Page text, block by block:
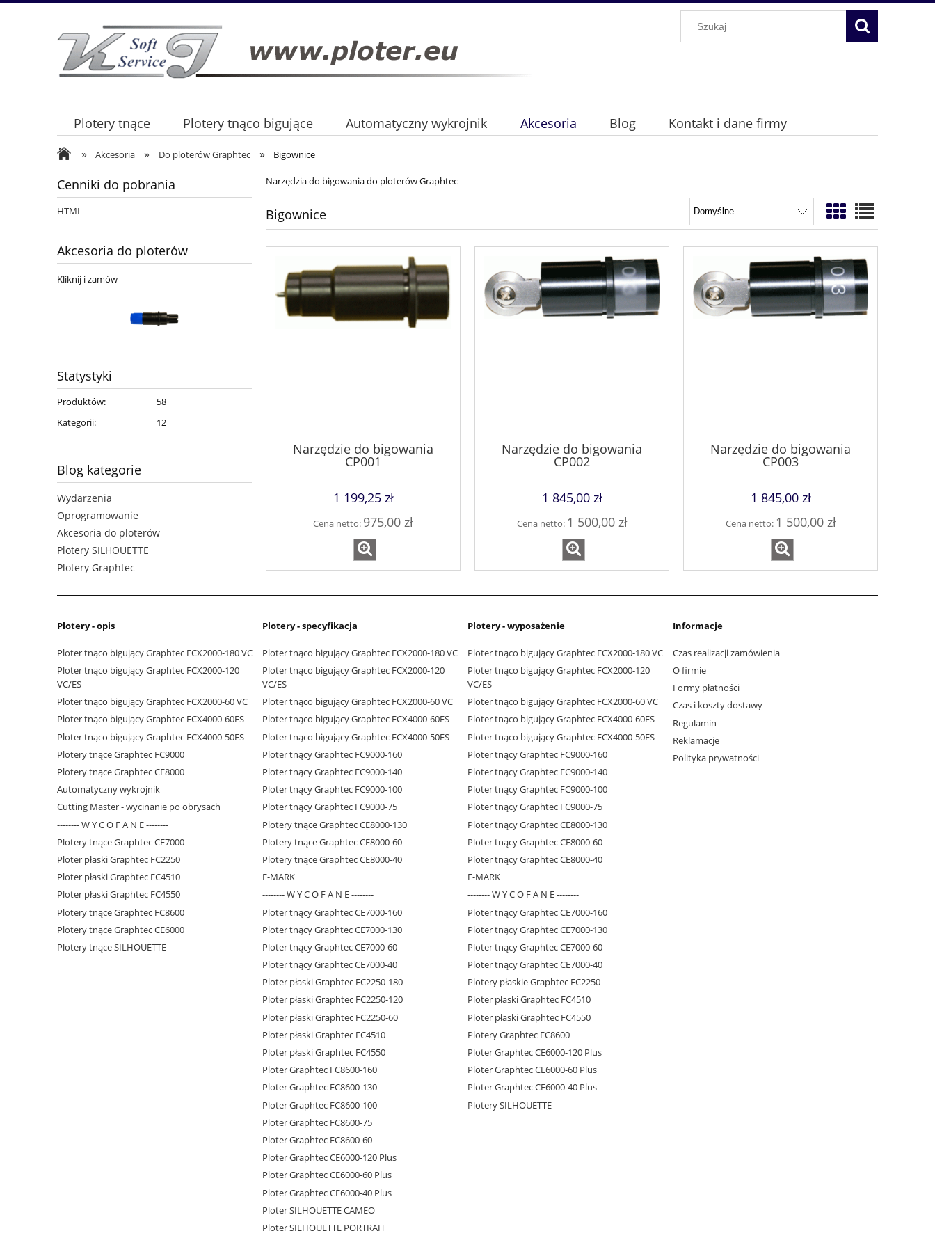
Plotery tnące Plotery tnąco bigujące Automatyczny wykrojnik Akcesoria Blog Kontakt i dane firmy
» Akcesoria » Do ploterów Graphtec » Bigownice
Cenniki do pobrania
HTML
Akcesoria do ploterów
Kliknij i zamów
Statystyki
Produktów:
58
Kategorii:
12
Blog kategorie
Wydarzenia
Oprogramowanie
Akcesoria do ploterów
Plotery SILHOUETTE
Plotery Graphtec
Narzędzia do bigowania do ploterów Graphtec
Bigownice
Narzędzie do bigowania
CP001
1 199,25 zł
Cena netto: 975,00 zł
Narzędzie do bigowania
CP002
1 845,00 zł
Cena netto: 1 500,00 zł
Narzędzie do bigowania
CP003
1 845,00 zł
Cena netto: 1 500,00 zł
Plotery - opis
Ploter tnąco bigujący Graphtec FCX2000-180 VC
Ploter tnąco bigujący Graphtec FCX2000-120
VC/ES
Ploter tnąco bigujący Graphtec FCX2000-60 VC
Ploter tnąco bigujący Graphtec FCX4000-60ES
Ploter tnąco bigujący Graphtec FCX4000-50ES
Plotery tnące Graphtec FC9000
Plotery tnące Graphtec CE8000
Automatyczny wykrojnik
Cutting Master - wycinanie po obrysach
-------- W Y C O F A N E --------
Plotery tnące Graphtec CE7000
Ploter płaski Graphtec FC2250
Ploter płaski Graphtec FC4510
Ploter płaski Graphtec FC4550
Plotery tnące Graphtec FC8600
Plotery tnące Graphtec CE6000
Plotery tnące SILHOUETTE
Plotery - specyfikacja
Ploter tnąco bigujący Graphtec FCX2000-180 VC
Ploter tnąco bigujący Graphtec FCX2000-120
VC/ES
Ploter tnąco bigujący Graphtec FCX2000-60 VC
Ploter tnąco bigujący Graphtec FCX4000-60ES
Ploter tnąco bigujący Graphtec FCX4000-50ES
Ploter tnący Graphtec FC9000-160
Ploter tnący Graphtec FC9000-140
Ploter tnący Graphtec FC9000-100
Ploter tnący Graphtec FC9000-75
Plotery tnące Graphtec CE8000-130
Plotery tnące Graphtec CE8000-60
Plotery tnące Graphtec CE8000-40
F-MARK
-------- W Y C O F A N E --------
Ploter tnący Graphtec CE7000-160
Ploter tnący Graphtec CE7000-130
Ploter tnący Graphtec CE7000-60
Ploter tnący Graphtec CE7000-40
Ploter płaski Graphtec FC2250-180
Ploter płaski Graphtec FC2250-120
Ploter płaski Graphtec FC2250-60
Ploter płaski Graphtec FC4510
Ploter płaski Graphtec FC4550
Ploter Graphtec FC8600-160
Ploter Graphtec FC8600-130
Ploter Graphtec FC8600-100
Ploter Graphtec FC8600-75
Ploter Graphtec FC8600-60
Ploter Graphtec CE6000-120 Plus
Ploter Graphtec CE6000-60 Plus
Ploter Graphtec CE6000-40 Plus
Ploter SILHOUETTE CAMEO
Ploter SILHOUETTE PORTRAIT
Plotery - wyposażenie
Ploter tnąco bigujący Graphtec FCX2000-180 VC
Ploter tnąco bigujący Graphtec FCX2000-120
VC/ES
Ploter tnąco bigujący Graphtec FCX2000-60 VC
Ploter tnąco bigujący Graphtec FCX4000-60ES
Ploter tnąco bigujący Graphtec FCX4000-50ES
Ploter tnący Graphtec FC9000-160
Ploter tnący Graphtec FC9000-140
Ploter tnący Graphtec FC9000-100
Ploter tnący Graphtec FC9000-75
Ploter tnący Graphtec CE8000-130
Ploter tnący Graphtec CE8000-60
Ploter tnący Graphtec CE8000-40
F-MARK
-------- W Y C O F A N E --------
Ploter tnący Graphtec CE7000-160
Ploter tnący Graphtec CE7000-130
Ploter tnący Graphtec CE7000-60
Ploter tnący Graphtec CE7000-40
Plotery płaskie Graphtec FC2250
Ploter płaski Graphtec FC4510
Ploter płaski Graphtec FC4550
Plotery Graphtec FC8600
Ploter Graphtec CE6000-120 Plus
Ploter Graphtec CE6000-60 Plus
Ploter Graphtec CE6000-40 Plus
Plotery SILHOUETTE
Informacje
Czas realizacji zamówienia
O firmie
Formy płatności
Czas i koszty dostawy
Regulamin
Reklamacje
Polityka prywatności